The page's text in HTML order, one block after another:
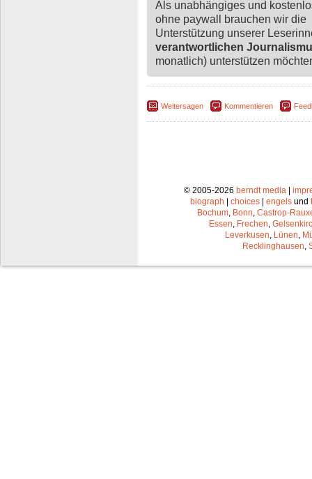
Als unabhängiges und
ohne paywall brauchen wir die
Unterstützung unserer
verantwortlichen
monatlich) unterstützen
Weitersagen Kommentieren
© 2005-2026 berndt media|
biograph
choices engels und
Bochum, Bonn, Castrop-
Essen, Frechen,
Leverkusen, Lünen,
Recklinghausen,